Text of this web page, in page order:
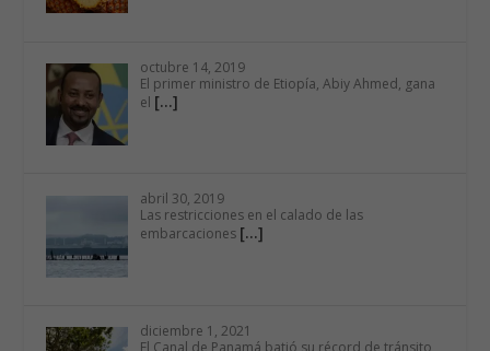
octubre 14, 2019
El primer ministro de Etiopía, Abiy Ahmed, gana
el […]
abril 30, 2019
Las restricciones en el calado de las
embarcaciones […]
diciembre 1, 2021
El Canal de Panamá batió su récord de tránsito